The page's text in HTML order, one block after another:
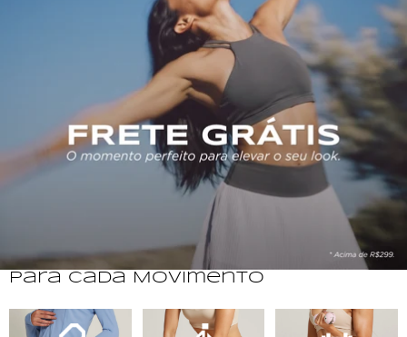
Para Cada Movimento
Beach Tennis Corrida Musculação